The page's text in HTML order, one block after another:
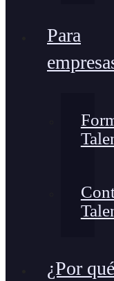
Para
¿Por qué